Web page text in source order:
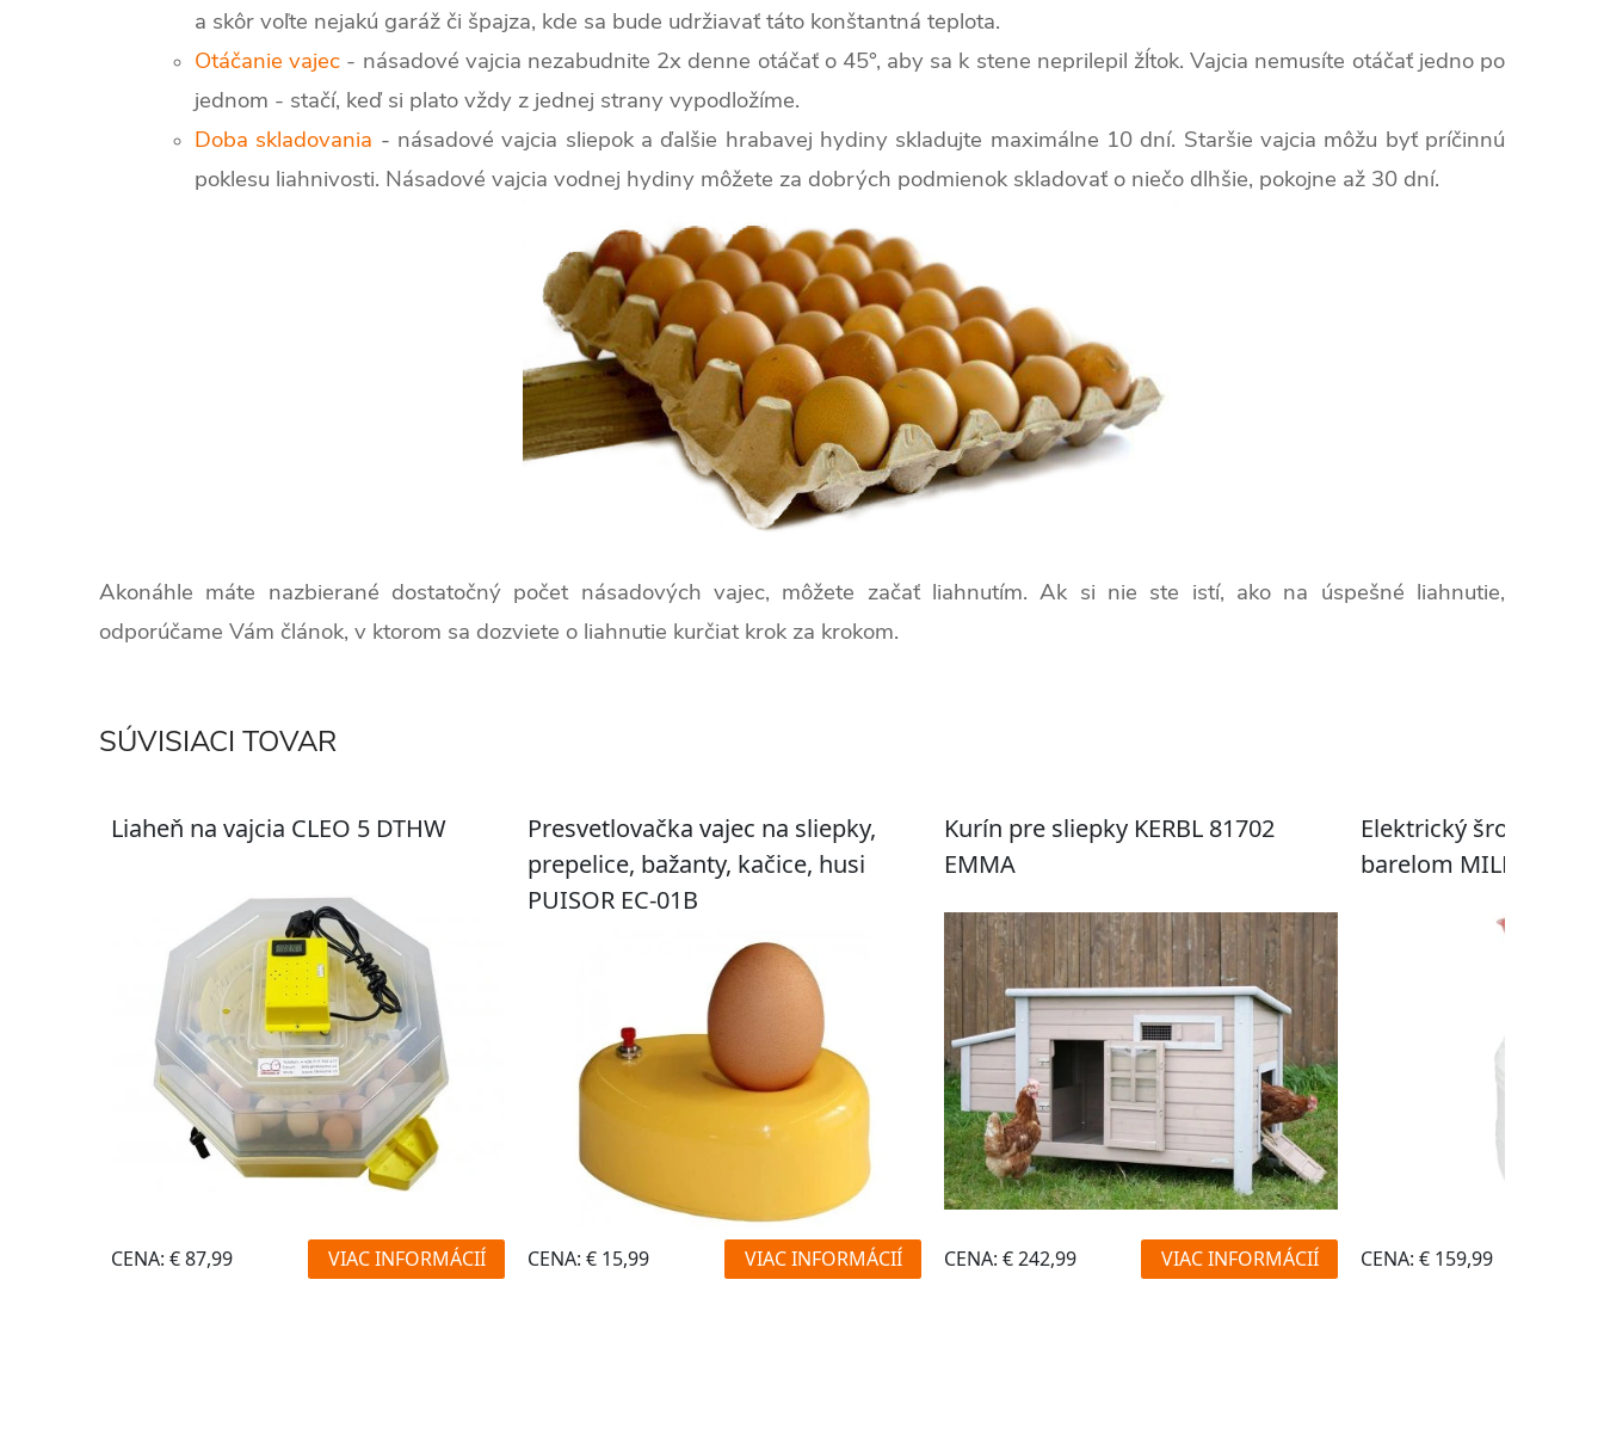
a skôr voľte nejakú garáž či špajza, kde sa bude udržiavať táto konštantná teplota.
Otáčanie vajec - násadové vajcia nezabudnite 2x denne otáčať o 45°, aby sa k stene neprilepil žĺtok. Vajcia nemusíte otáčať jedno po
jednom - stačí, keď si plato vždy z jednej strany vypodložíme.
Doba skladovania - násadové vajcia sliepok a ďalšie hrabavej hydiny skladujte maximálne 10 dní. Staršie vajcia môžu byť príčinnú
poklesu liahnivosti. Násadové vajcia vodnej hydiny môžete za dobrých podmienok skladovať o niečo dlhšie, pokojne až 30 dní.
Akonáhle máte nazbierané dostatočný počet násadových vajec, môžete začať liahnutím. Ak si nie ste istí, ako na úspešné liahnutie,
odporúčame Vám článok, v ktorom sa dozviete o liahnutie kurčiat krok za krokom.
SÚVISIACI TOVAR